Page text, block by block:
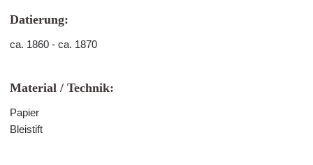
Datierung:
ca. 1860 - ca. 1870
Material / Technik:
Papier
Bleistift